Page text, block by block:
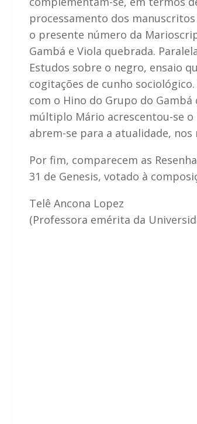
processamento dos
o presente número da
Gambá e Viola quebrada.
Estudos sobre o negro, ensaio
cogitações de cunho
com o Hino do Grupo do
múltiplo Mário acrescentou-se
abrem-se para a atualidade,
Por fim, comparecem as
31 de Genesis, votado à
Telê Ancona Lopez
(Professora emérita da